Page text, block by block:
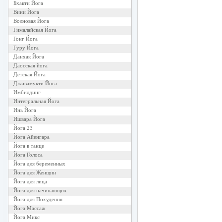
Бхакти Йога
Вини Йога
Волновая Йога
Гималайская Йога
Гонг Йога
Гуру Йога
Данхак Йога
Даосская йога
Детская Йога
Дживамукти Йога
Имбилдинг
Интегральная Йога
Инь Йога
Ишвара Йога
Йога 23
Йога Айенгара
Йога в танце
Йога Голоса
Йога для беременных
Йога для Женщин
Йога для лица
Йога для начинающих
Йога для Похудения
Йога Массаж
Йога Микс